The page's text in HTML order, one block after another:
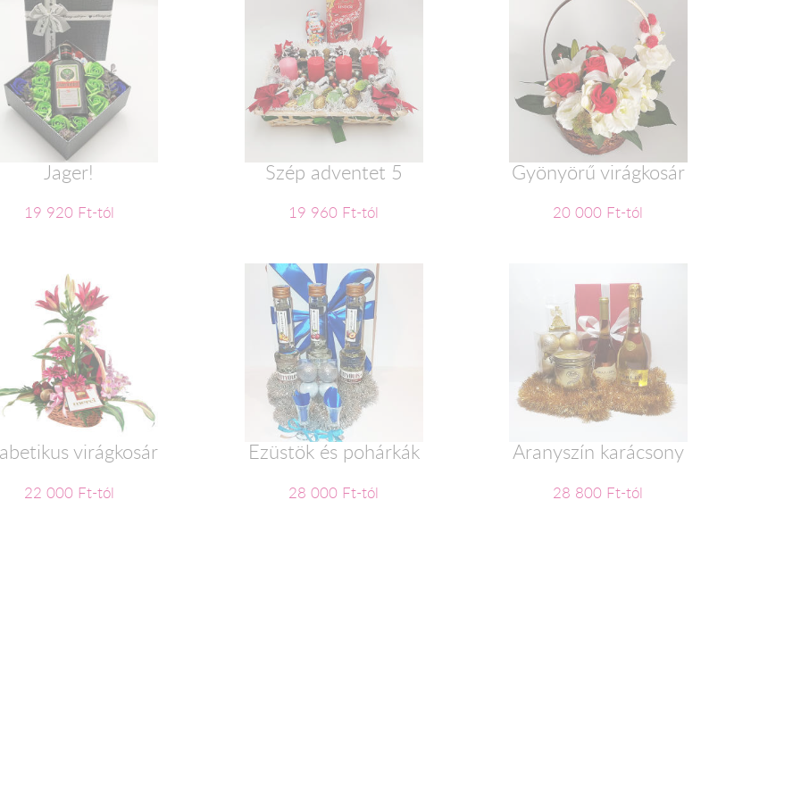
Jager!
19 920 Ft-tól
Szép adventet 5
19 960 Ft-tól
Gyönyörű virágkosár
20 000 Ft-tól
virágkosár
22 000 Ft-tól
Ezüstök és pohárkák
28 000 Ft-tól
Aranyszín karácsony
28 800 Ft-tól